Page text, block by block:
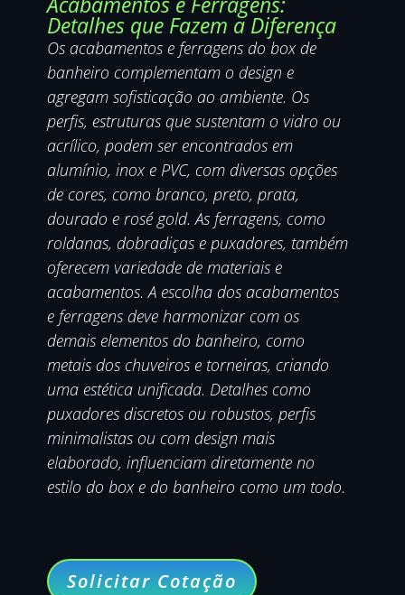
Detalhes que Fazem a Diferença
Os acabamentos e ferragens do box de
banheiro complementam o design e
agregam sofisticação ao ambiente. Os
perfis, estruturas que sustentam o vidro ou
acrílico, podem ser encontrados em
alumínio, inox e PVC, com diversas opções
de cores, como branco, preto, prata,
dourado e rosé gold. As ferragens, como
roldanas, dobradiças e puxadores, também
oferecem variedade de materiais e
acabamentos. A escolha dos acabamentos
e ferragens deve harmonizar com os
demais elementos do banheiro, como
metais dos chuveiros e torneiras, criando
uma estética unificada. Detalhes como
puxadores discretos ou robustos, perfis
minimalistas ou com design mais
elaborado, influenciam diretamente no
estilo do box e do banheiro como um todo.
Solicitar Cotação